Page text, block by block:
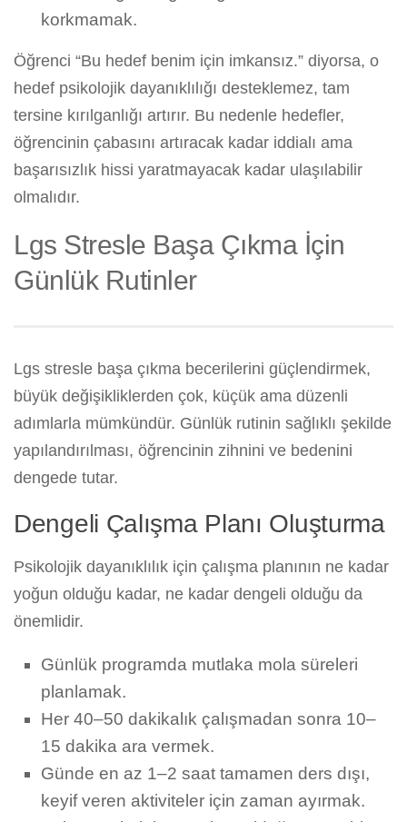
korkmamak.
Öğrenci “Bu hedef benim için imkansız.” diyorsa, o
hedef psikolojik dayanıklılığı desteklemez, tam
tersine kırılganlığı artırır. Bu nedenle hedefler,
öğrencinin çabasını artıracak kadar iddialı ama
başarısızlık hissi yaratmayacak kadar ulaşılabilir
olmalıdır.
Lgs Stresle Başa Çıkma İçin
Günlük Rutinler
Lgs stresle başa çıkma becerilerini güçlendirmek,
büyük değişikliklerden çok, küçük ama düzenli
adımlarla mümkündür. Günlük rutinin sağlıklı şekilde
yapılandırılması, öğrencinin zihnini ve bedenini
dengede tutar.
Dengeli Çalışma Planı Oluşturma
Psikolojik dayanıklılık için çalışma planının ne kadar
yoğun olduğu kadar, ne kadar dengeli olduğu da
önemlidir.
Günlük programda mutlaka mola süreleri
planlamak.
Her 40–50 dakikalık çalışmadan sonra 10–
15 dakika ara vermek.
Günde en az 1–2 saat tamamen ders dışı,
keyif veren aktiviteler için zaman ayırmak.